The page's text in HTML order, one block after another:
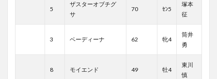
5
ザスターオブチグ
サ
70 ｾﾝ5
塚本
征
3 ベーディーナ 62 牝4
筒井
勇
8 モイエンド 49 牡4
東川
慎